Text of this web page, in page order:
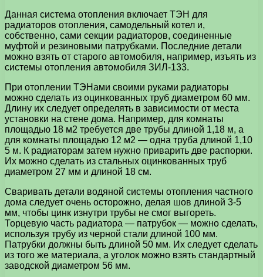
Данная система отопления включает ТЭН для
радиаторов отопления, самодельный котел и,
собственно, сами секции радиаторов, соединенные
муфтой и резиновыми патрубками. Последние детали
можно взять от старого автомобиля, например, изъять из
системы отопления автомобиля ЗИЛ-133.
При отоплении ТЭНами своими руками радиаторы
можно сделать из оцинкованных труб диаметром 60 мм.
Длину их следует определять в зависимости от места
установки на стене дома. Например, для комнаты
площадью 18 м2 требуется две трубы длиной 1,18 м, а
для комнаты площадью 12 м2 — одна труба длиной 1,10
5 м. К радиаторам затем нужно приварить две распорки.
Их можно сделать из стальных оцинкованных труб
диаметром 27 мм и длиной 18 см.
Сваривать детали водяной системы отопления частного
дома следует очень осторожно, делая шов длиной 3-5
мм, чтобы цинк изнутри трубы не смог выгореть.
Торцевую часть радиатора — патрубок — можно сделать,
используя трубу из черной стали длиной 100 мм.
Патрубки должны быть длиной 50 мм. Их следует сделать
из того же материала, а уголок можно взять стандартный
заводской диаметром 56 мм.